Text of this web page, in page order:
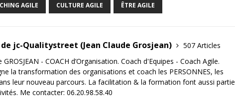
AGILE CULTURE AGILE ÊTRE AGILE
jc-Qualitystreet (Jean Claude Grosjean)
507 Articles
GROSJEAN - COACH d’Organisation. Coach d'Equipes - Coach Agile.
la transformation des organisations et coach les PERSONNES, les
leur nouveau parcours. La facilitation & la formation font aussi partie
Me contacter: 06.20.98.58.40